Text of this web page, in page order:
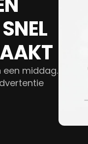
een middag.